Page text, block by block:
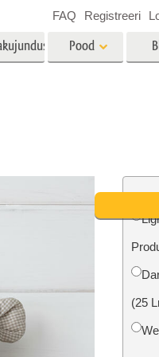
Fotode taastamine
Pood
FAQ Registreeri
(25